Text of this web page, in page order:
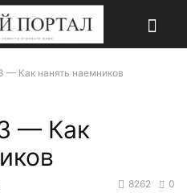
— Как нанять наемников
— Как
0
8262